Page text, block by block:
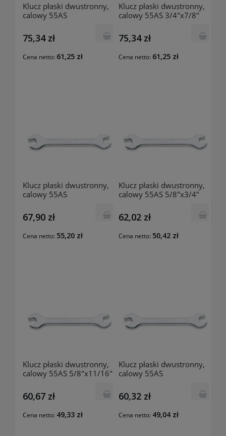
Klucz płaski dwustronny,
calowy 55AS
000550244 BETA
75,34 zł
Cena netto: 61,25 zł
Klucz płaski dwustronny,
calowy 55AS 3/4"x7/8"
75,34 zł
Cena netto: 61,25 zł
Klucz płaski dwustronny,
calowy 55AS
000550242 BETA
67,90 zł
Cena netto: 55,20 zł
Klucz płaski dwustronny,
calowy 55AS 5/8"x3/4"
62,02 zł
Cena netto: 50,42 zł
Klucz płaski dwustronny,
calowy 55AS 5/8"x11/16"
60,67 zł
Cena netto: 49,33 zł
Klucz płaski dwustronny,
calowy 55AS
000550227 BETA
60,32 zł
Cena netto: 49,04 zł